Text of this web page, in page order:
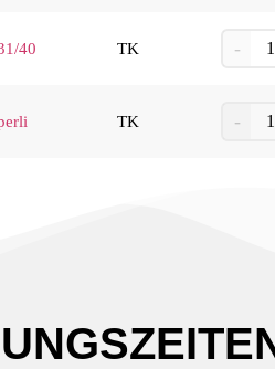
40 TK
TK